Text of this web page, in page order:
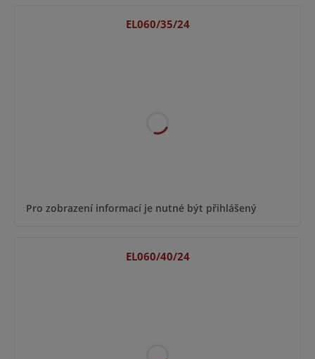
EL060/35/24
Pro zobrazení informací je nutné být přihlášený
EL060/40/24